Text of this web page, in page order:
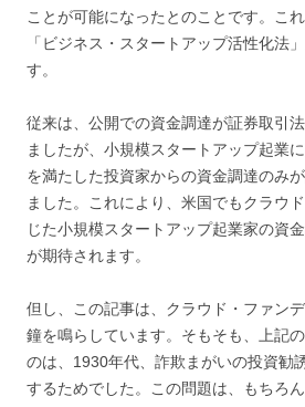
ことが可能になったとのことです。こ
「ビジネス・スタートアップ活性化法
す。
従来は、公開での資金調達が証券取引
ましたが、小規模スタートアップ起業
を満たした投資家からの資金調達のみ
ました。これにより、米国でもクラウ
じた小規模スタートアップ起業家の資
が期待されます。
但し、この記事は、クラウド・ファン
鐘を鳴らしています。そもそも、上記
のは、1930年代、詐欺まがいの投資勧
するためでした。この問題は、もちろ